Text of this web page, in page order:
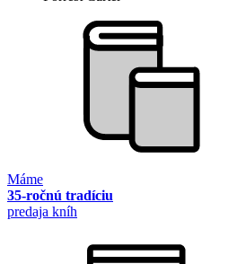
Máme
35-ročnú tradíciu
predaja kníh